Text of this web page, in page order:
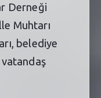
Derneği
Muhtarı
belediye
vatandaş